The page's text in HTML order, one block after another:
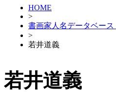
HOME
>
書画家人名データベー
>
若井道義
若井道義